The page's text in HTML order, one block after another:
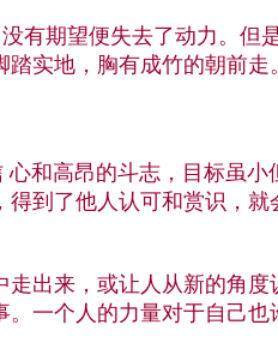
有期望便失去了动力。但
实地，胸有成竹的朝前走。
和高昂的斗志，目标虽小
到了他人认可和赏识，
出来，或让人从新的角度
一个人的力量对于自己